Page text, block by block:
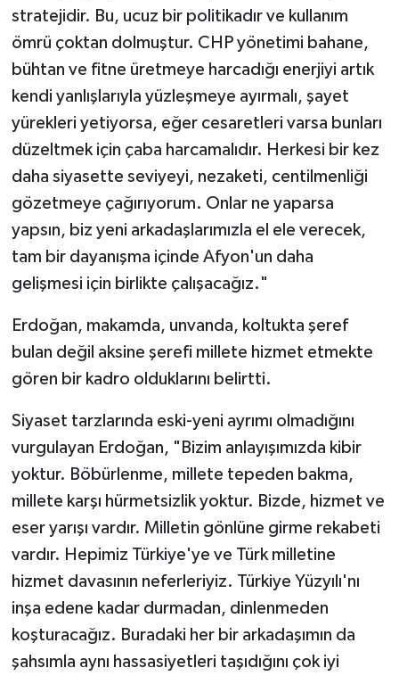
stratejidir. Bu, ucuz bir politikadır ve kullanım
ömrü çoktan dolmuştur. CHP yönetimi bahane,
bühtan ve fitne üretmeye harcadığı enerjiyi artık
kendi yanlışlarıyla yüzleşmeye ayırmalı, şayet
yürekleri yetiyorsa, eğer cesaretleri varsa bunları
düzeltmek için çaba harcamalıdır. Herkesi bir kez
daha siyasette seviyeyi, nezaketi, centilmenliği
gözetmeye çağırıyorum. Onlar ne yaparsa
yapsın, biz yeni arkadaşlarımızla el ele verecek,
tam bir dayanışma içinde Afyon'un daha
gelişmesi için birlikte çalışacağız."
Erdoğan, makamda, unvanda, koltukta şeref
bulan değil aksine şerefi millete hizmet etmekte
gören bir kadro olduklarını belirtti.
Siyaset tarzlarında eski-yeni ayrımı olmadığını
vurgulayan Erdoğan, "Bizim anlayışımızda kibir
yoktur. Böbürlenme, millete tepeden bakma,
millete karşı hürmetsizlik yoktur. Bizde, hizmet ve
eser yarışı vardır. Milletin gönlüne girme rekabeti
vardır. Hepimiz Türkiye'ye ve Türk milletine
hizmet davasının neferleriyiz. Türkiye Yüzyılı'nı
inşa edene kadar durmadan, dinlenmeden
koşturacağız. Buradaki her bir arkadaşımın da
şahsımla aynı hassasiyetleri taşıdığını çok iyi